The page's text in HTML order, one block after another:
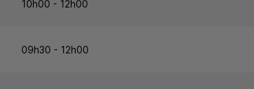
10h00 - 12h00
09h30 - 12h00